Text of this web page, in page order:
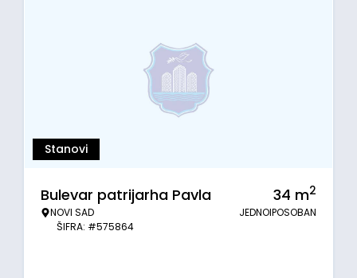
Stanovi
Bulevar patrijarha Pavla
NOVI SAD
ŠIFRA: #575864
34 m2
JEDNOIPOSOBAN